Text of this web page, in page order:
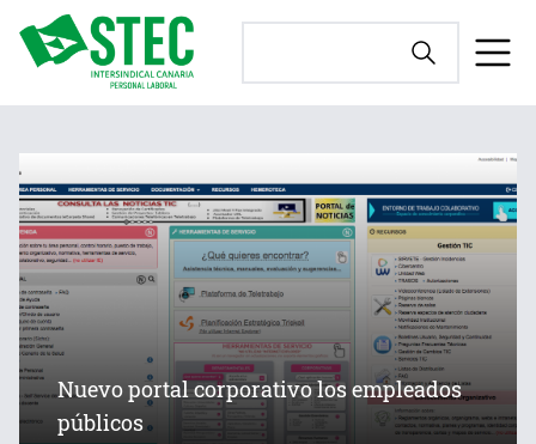
Nuevo portal corporativo los empleados
públicos